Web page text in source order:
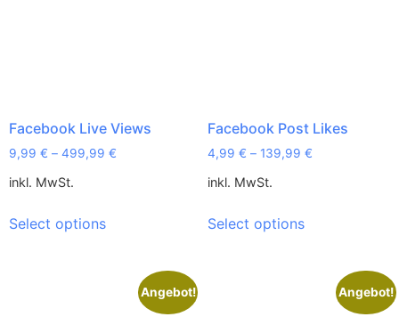
Facebook Live Views
9,99 € – 499,99 €
inkl. MwSt.
Select options
Facebook Post Likes
4,99 € – 139,99 €
inkl. MwSt.
Select options
Angebot! Angebot!